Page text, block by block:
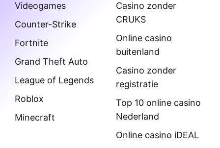
Videogames
Counter-Strike
Fortnite
Grand Theft Auto
League of Legends
Roblox
Minecraft
Casino zonder
CRUKS
Online casino
buitenland
Casino zonder
registratie
Top 10 online casino
Nederland
Online casino iDEAL